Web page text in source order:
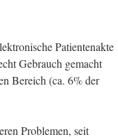
Patientenakte
Gebrauch gemacht
Bereich (ca. 6% der
Problemen, seit